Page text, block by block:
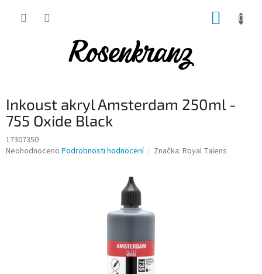
Inkoust akryl Amsterdam 250ml -
755 Oxide Black
17307350
Průměrné
Neohodnoceno Podrobnosti hodnocení Značka: Royal Talens